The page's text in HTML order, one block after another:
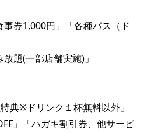
事券1,000円」「各種パス（ド
題(一部店舗実施)」
典※ドリンク１杯無料以外」
」「ハガキ割引券、他サービ